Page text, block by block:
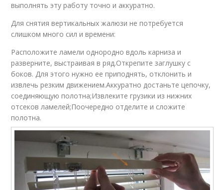
выполнять эту работу точно и аккуратно.
Для снятия вертикальных жалюзи не потребуется
слишком много сил и времени:
Расположите ламели однородно вдоль карниза и
разверните, выстраивая в ряд.Открепите заглушку с
боков. Для этого нужно ее приподнять, отклонить и
извлечь резким движением.Аккуратно достаньте цепочку,
соединяющую полотна;Извлеките грузики из нижних
отсеков ламелей;Поочередно отделите и сложите
полотна.